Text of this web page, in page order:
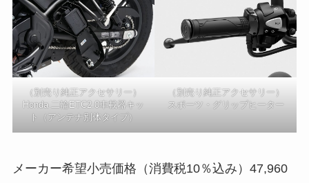
（別売り純正アクセサリー）
Honda 二輪ETC2.0車載器キッ
ト（アンテナ別体タイプ）
（別売り純正アクセサリー）
スポーツ・グリップヒーター
メーカー希望小売価格（消費税10％込み）47,960